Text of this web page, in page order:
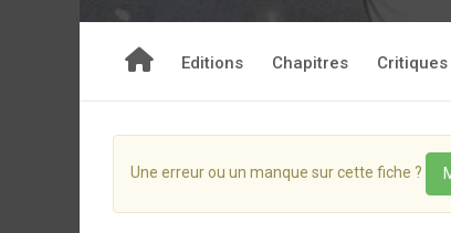
Editions Chapitres Critiques
Une erreur ou un manque sur cette fiche ?